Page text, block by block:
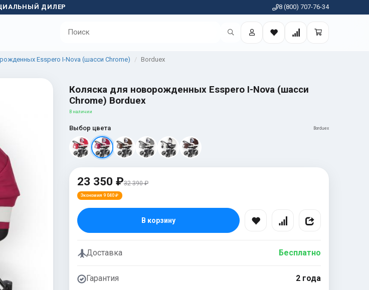
ДИЛЕР 8 (800) 707-76-34
Esspero I-Nova (шасси Chrome) Borduex
Коляска для новорожденных Esspero I-Nova (шасси
Chrome) Borduex
В наличии
Выбор цвета Borduex
23 350 ₽32 390 ₽
Экономия 9 040 ₽
В корзину
Доставка Бесплатно
Гарантия 2 года